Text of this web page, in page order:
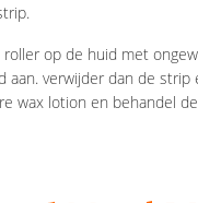
op de huid met
aan. verwijder dan de
wax lotion en behandel